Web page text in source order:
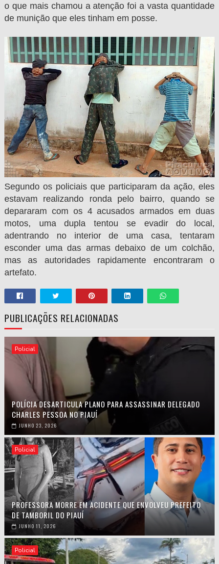
o que mais chamou a atenção foi a vasta quantidade
de munição que eles tinham em posse.
Segundo os policiais que participaram da ação, eles
estavam realizando ronda pelo bairro, quando se
depararam com os 4 acusados armados em duas
motos, uma dupla tentou se evadir do local,
adentrando no interior de uma casa, tentaram
esconder uma das armas debaixo de um colchão,
mas as autoridades rapidamente encontraram o
artefato.
PUBLICAÇÕES RELACIONADAS
Policial
POLÍCIA DESARTICULA PLANO PARA ASSASSINAR DELEGADO
CHARLES PESSOA NO PIAUÍ
JUNHO 23, 2026
Policial
PROFESSORA MORRE EM ACIDENTE QUE ENVOLVEU PREFEITO
DE TAMBORIL DO PIAUÍ
JUNHO 11, 2026
Policial